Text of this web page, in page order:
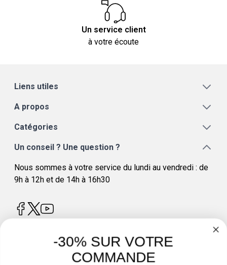
Un service client
à votre écoute
Liens utiles
A propos
Catégories
Un conseil ? Une question ?
Nous sommes à votre service du lundi au vendredi : de
9h à 12h et de 14h à 16h30
4.8/5
COMMANDE